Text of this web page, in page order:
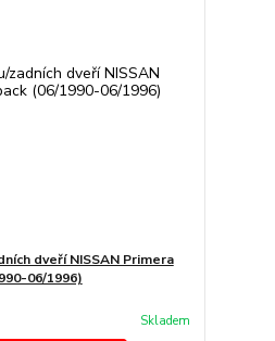
dveří NISSAN Primera
06/1996)
Skladem